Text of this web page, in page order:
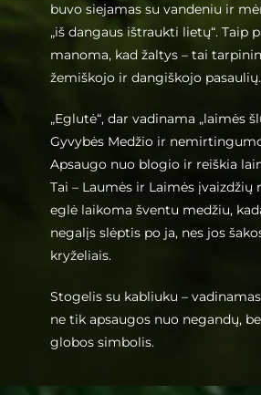
buvo siejamas su vandeniu ir
„iš dangaus ištraukti lietų“. Taip
manoma, kad žaltys – tai
žemiškojo ir dangiškojo pasaulių.
„Eglutė“, dar vadinama „laimės
Gyvybės Medžio ir
Apsaugo nuo blogio ir reiškia
Tai – Laumės ir Laimės įvaizdžių
eglė laikoma šventu medžiu,
negalįs slėptis po ja, nes jos
kryželiais.
Stogelis su kabliuku – vadinamas
ne tik apsaugos nuo negandų,
globos simbolis.